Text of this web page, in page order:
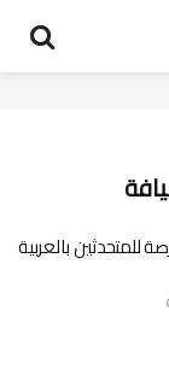
الإمارات 2025 : فرصة للمتحدثين بالعربية